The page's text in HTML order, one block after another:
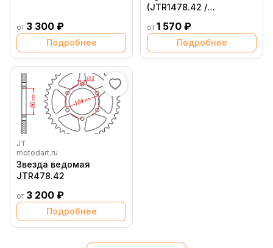
от 3 300 ₽
Подробнее
(JTR1478.42 /
от 1 570 ₽
Подробнее
JT
motodart.ru
Звезда ведомая
JTR478.42
от 3 200 ₽
Подробнее